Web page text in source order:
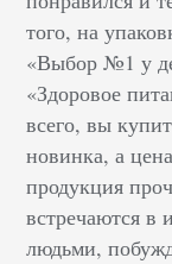
того, на
«Выбор №1 у
«Здоровое
всего, вы
новинка, а
продукция
встречаются в
людьми,